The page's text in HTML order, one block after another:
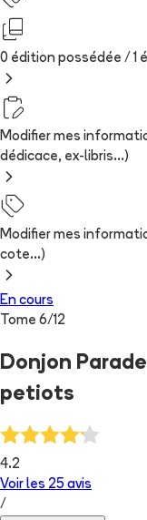
0 édition possédée / 1
Modifier mes
dédicace, ex-libris...)
Modifier mes
cote...)
En cours
Tome 6/12
Donjon
petiots
4.2
Voir les 25 avis
/